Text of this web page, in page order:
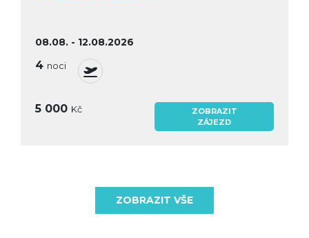
08.08. - 12.08.2026
4 noci
5 000 Kč
ZOBRAZIT
ZÁJEZD
ZOBRAZIT VŠE